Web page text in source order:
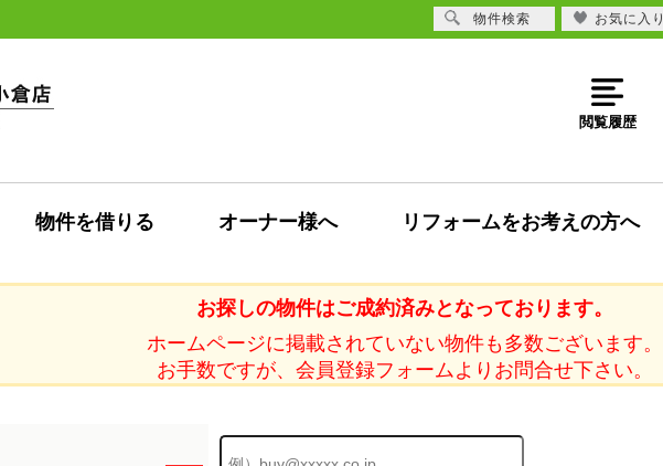
閲覧履歴
物件を借りる オーナー様へ リフォームをお考えの方へ
お探しの物件はご成約済みとなっております。
ホームページに掲載されていない物件も多数ございます。
お手数ですが、会員登録フォームよりお問合せ下さい。
物件検索 お気に入り